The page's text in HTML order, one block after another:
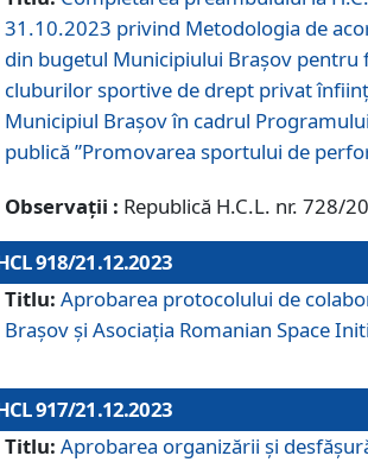
31.10.2023 privind Metodologia de
din bugetul Municipiului Brașov pentru
cluburilor sportive de drept privat
Municipiul Brașov în cadrul
publică ”Promovarea sportului de
Observații : Republică H.C.L. nr. 728/
918/21.12.2023
Titlu: Aprobarea protocolului de
Brașov și Asociația Romanian Space
917/21.12.2023
Titlu: Aprobarea organizării şi